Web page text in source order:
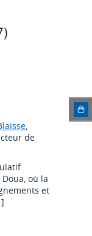
)
,
de
où la
et